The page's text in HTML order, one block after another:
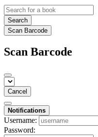
Search
Scan Barcode
Scan Barcode
Cancel
Notifications
Username:
Password: